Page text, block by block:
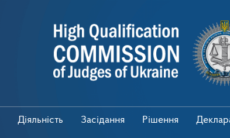
Діяльність Засідання Рішення